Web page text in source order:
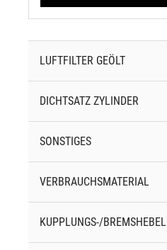
LUFTFILTER GEÖLT
DICHTSATZ ZYLINDER
SONSTIGES
VERBRAUCHSMATERIAL
KUPPLUNGS-/BREMSHEBEL